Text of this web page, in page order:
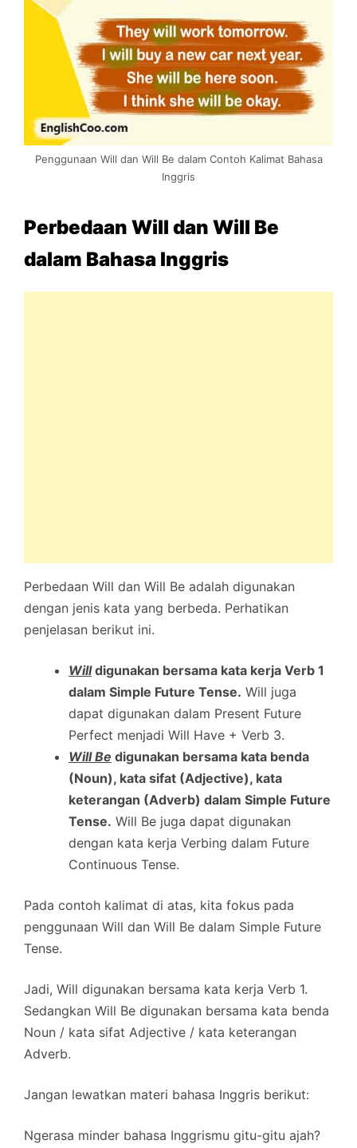
Penggunaan Will dan Will Be dalam Contoh Kalimat Bahasa
Inggris
Perbedaan Will dan Will Be
dalam Bahasa Inggris
Perbedaan Will dan Will Be adalah digunakan
dengan jenis kata yang berbeda. Perhatikan
penjelasan berikut ini.
Willdigunakan bersama kata kerja Verb 1
dalam Simple Future Tense. Will juga
dapat digunakan dalam Present Future
Perfect menjadi Will Have + Verb 3.
Will Be digunakan bersama kata benda
(Noun), kata sifat (Adjective), kata
keterangan (Adverb) dalam Simple Future
Tense. Will Be juga dapat digunakan
dengan kata kerja Verbing dalam Future
Continuous Tense.
Pada contoh kalimat di atas, kita fokus pada
penggunaan Will dan Will Be dalam Simple Future
Tense.
Jadi, Will digunakan bersama kata kerja Verb 1.
Sedangkan Will Be digunakan bersama kata benda
Noun / kata sifat Adjective / kata keterangan
Adverb.
Jangan lewatkan materi bahasa Inggris berikut:
Ngerasa minder bahasa Inggrismu gitu-gitu ajah?